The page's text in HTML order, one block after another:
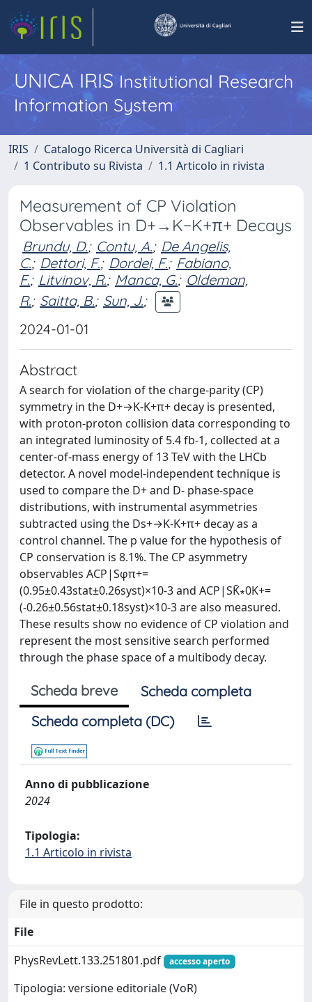
UNICA IRISInstitutional Research
Information System
IRIS
Catalogo Ricerca Università di Cagliari
1 Contributo su Rivista
1.1 Articolo in rivista
Measurement of CP Violation
Observables in D+→K−K+π+ Decays
Brundu, D.; Contu, A.; De Angelis,
C.; Dettori, F.; Dordei, F.; Fabiano,
F.; Litvinov, R.; Manca, G.; Oldeman,
R.; Saitta, B.; Sun, J.;
2024-01-01
Abstract
A search for violation of the charge-parity (CP)
symmetry in the D+→K-K+π+ decay is presented,
with proton-proton collision data corresponding to
an integrated luminosity of 5.4 fb-1, collected at a
center-of-mass energy of 13 TeV with the LHCb
detector. A novel model-independent technique is
used to compare the D+ and D- phase-space
distributions, with instrumental asymmetries
subtracted using the Ds+→K-K+π+ decay as a
control channel. The p value for the hypothesis of
CP conservation is 8.1%. The CP asymmetry
observables ACP|Sφπ+=
(0.95±0.43stat±0.26syst)×10-3 and ACP|SK̄∗0K+=
(-0.26±0.56stat±0.18syst)×10-3 are also measured.
These results show no evidence of CP violation and
represent the most sensitive search performed
through the phase space of a multibody decay.
Scheda breve
Scheda completa
Scheda completa (DC)
Anno di pubblicazione
2024
Tipologia:
1.1 Articolo in rivista
File in questo prodotto:
File
PhysRevLett.133.251801.pdf
accesso aperto
Tipologia: versione editoriale (VoR)